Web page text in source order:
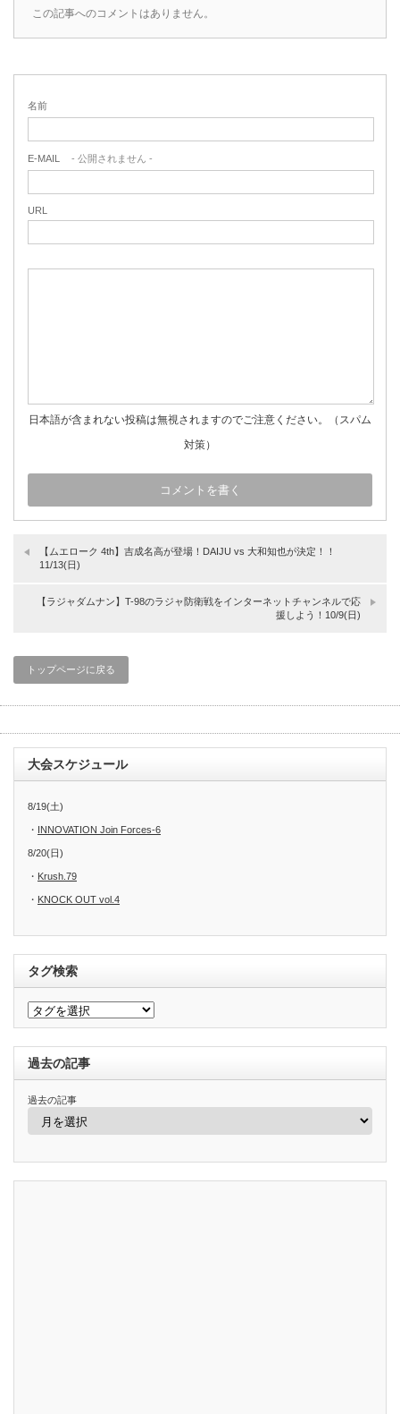
この記事へのコメントはありません。
名前
E-MAIL - 公開されません -
URL
日本語が含まれない投稿は無視されますのでご注意ください。（スパム
対策）
【ムエローク 4th】吉成名高が登場！DAIJU vs 大和知也が決定！！
11/13(日)
【ラジャダムナン】T-98のラジャ防衛戦をインターネットチャンネルで応
援しよう！10/9(日)
トップページに戻る
大会スケジュール
8/19(土)
・ INNOVATION Join Forces-6
8/20(日)
・ Krush.79
・ KNOCK OUT vol.4
タグ検索
過去の記事
過去の記事